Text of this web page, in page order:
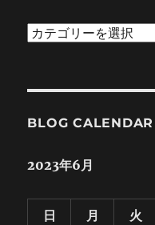
Category
BLOG CALENDAR
2023年6月
日 月 火